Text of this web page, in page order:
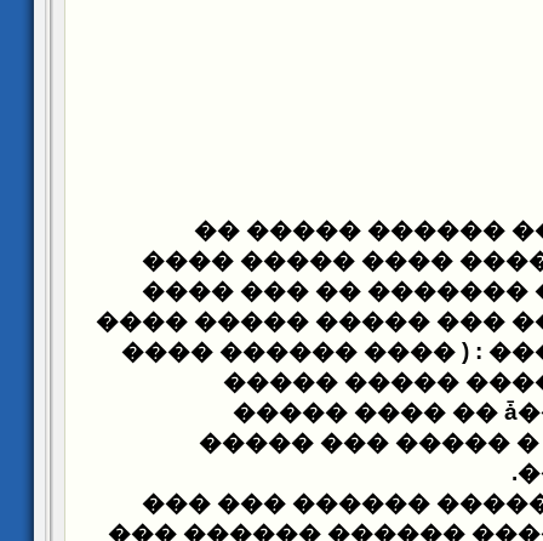
�� ���� ������
� ��� ���� ����
������ ���� �
����� ����� ����
���� ���� ����� : (
��
�����
������� �����ǡ �� ���� �����
��������� ) (6) � ����� ���
.
���� �� ���� �����
������� �������
���